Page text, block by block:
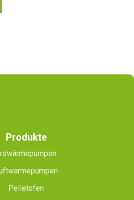
Produkte
Pelletofen